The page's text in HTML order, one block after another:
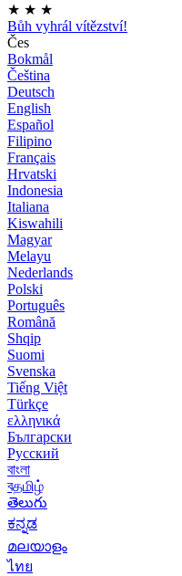
★ ★ ★
Bůh vyhrál vítězství!
Čes
Bokmål
Čeština
Deutsch
English
Español
Filipino
Français
Hrvatski
Indonesia
Italiana
Kiswahili
Magyar
Melayu
Nederlands
Polski
Português
Română
Shqip
Suomi
Svenska
Tiếng Việt
Türkçe
ελληνικά
Български
Русский
বাংলা
বதமிழ்
తెలుగు
ಕನ್ನಡ
മലയാളം
ไทย